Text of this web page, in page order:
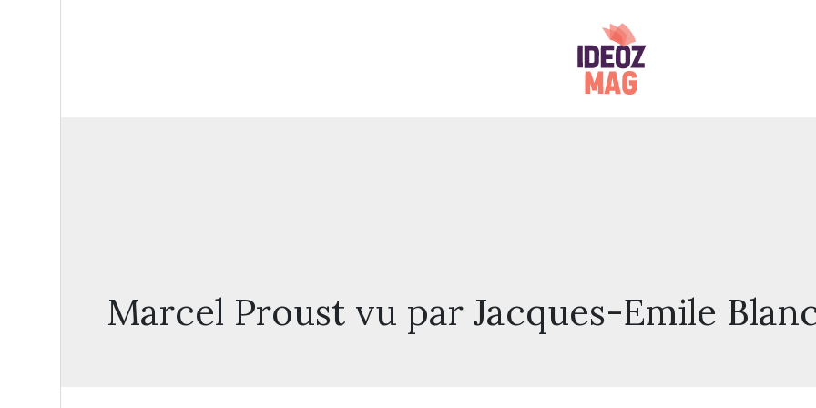
Marcel Proust vu par Jacques-Emile